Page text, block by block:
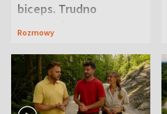
biceps. Trudno
uwierzyć, co przeszła
Rozmowy